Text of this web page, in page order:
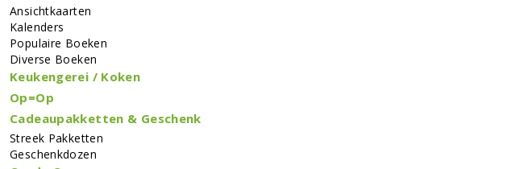
Ansichtkaarten
Kalenders
Populaire Boeken
Diverse Boeken
Keukengerei / Koken
Op=Op
Cadeaupakketten & Geschenk
Streek Pakketten
Geschenkdozen